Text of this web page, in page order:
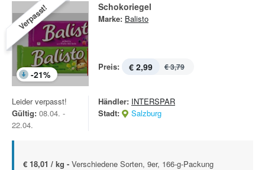
Verpasst!
-21%
Schokoriegel
Marke: Balisto
Preis: € 2,99 € 3,79
Leider verpasst!
Gültig: 08.04. -
22.04.
Händler: INTERSPAR
Stadt:
Salzburg
€ 18,01 / kg - Verschiedene Sorten, 9er, 166-g-Packung